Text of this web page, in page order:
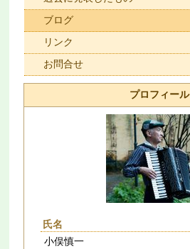
ブログ
リンク
お問合せ
プロフィール
氏名
小俣慎一